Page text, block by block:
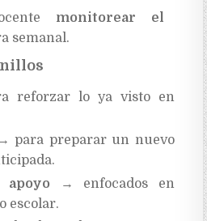
monitorear el
semanal.
reforzar lo ya visto en
para preparar un nuevo
→ enfocados en
escolar.